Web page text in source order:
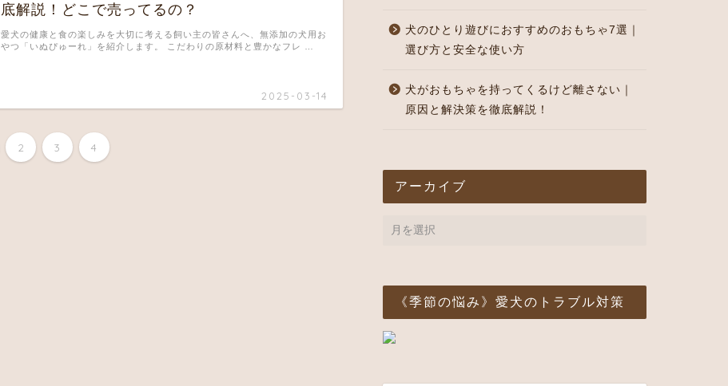
底解説！どこで売ってるの？
2025-03-14
愛犬の健康と食の楽しみを大切に考える飼い主の皆さんへ、無添加の犬用お
やつ「いぬぴゅーれ」を紹介します。 こだわりの原材料と豊かなフレ …
2 3 4
犬のひとり遊びにおすすめのおもちゃ7選｜
選び方と安全な使い方
犬がおもちゃを持ってくるけど離さない｜
原因と解決策を徹底解説！
アーカイブ
《季節の悩み》愛犬のトラブル対策